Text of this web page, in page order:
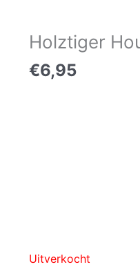
Holztiger
€6,95
Uitverkocht